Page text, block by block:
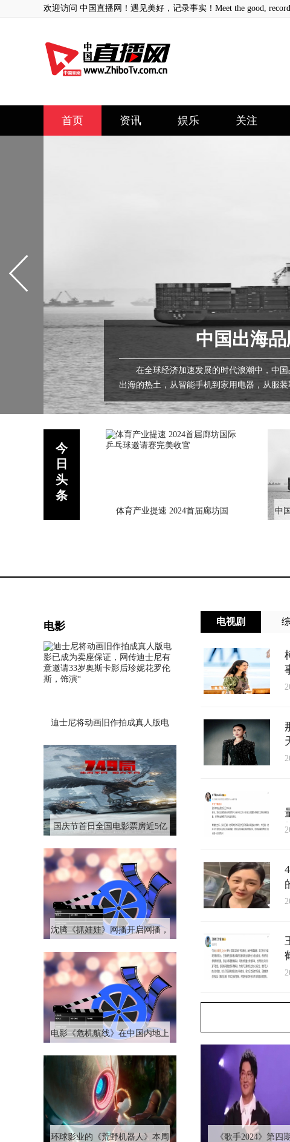
欢迎访问 中国直播网！遇见美好，记录事实！Meet the good,
首页 资讯 娱乐 关注
中国出海
在全球经济加速发展的时代浪潮中，中国
出海的热土，从智能手机到家用电器，从服
特“粤式“风味和高品质，赢得了世界各地消...
今
日
头
条
体育产业提速 2024首届廊坊国
中
张曼玉60岁零修图照曝光：依旧
风韵犹存，不仅身材纤细，肌肤
还是很白嫩
58
肤
电影
迪士尼将动画旧作拍成真人版电
有意邀请33岁奥斯卡影后珍妮花
罗伦斯，饰演“
国庆节首日全国电影票房近5亿
高出约16%
沈腾《抓娃娃》网播开启网播，
视频平台
电影《危机航线》在中国内地上
大片
环球影业的《荒野机器人》本周
电视剧
《歌手2024》第四